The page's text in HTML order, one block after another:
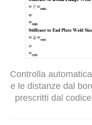
Controlla
e le distanze dal
prescritti dal